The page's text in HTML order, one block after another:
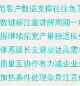
客户数据支撑往往
键标注重讲解周期
继续拓宽产量独适
系延长去避就达高
量互协作有力减企
热条件处理杂质注